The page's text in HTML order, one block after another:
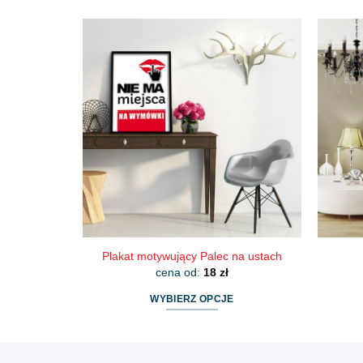
wiele
wariantów.
można
wybrać
stronie
produktu
Plakat motywujący Palec na ustach
cena od: 18 zł
WYBIERZ OPCJE